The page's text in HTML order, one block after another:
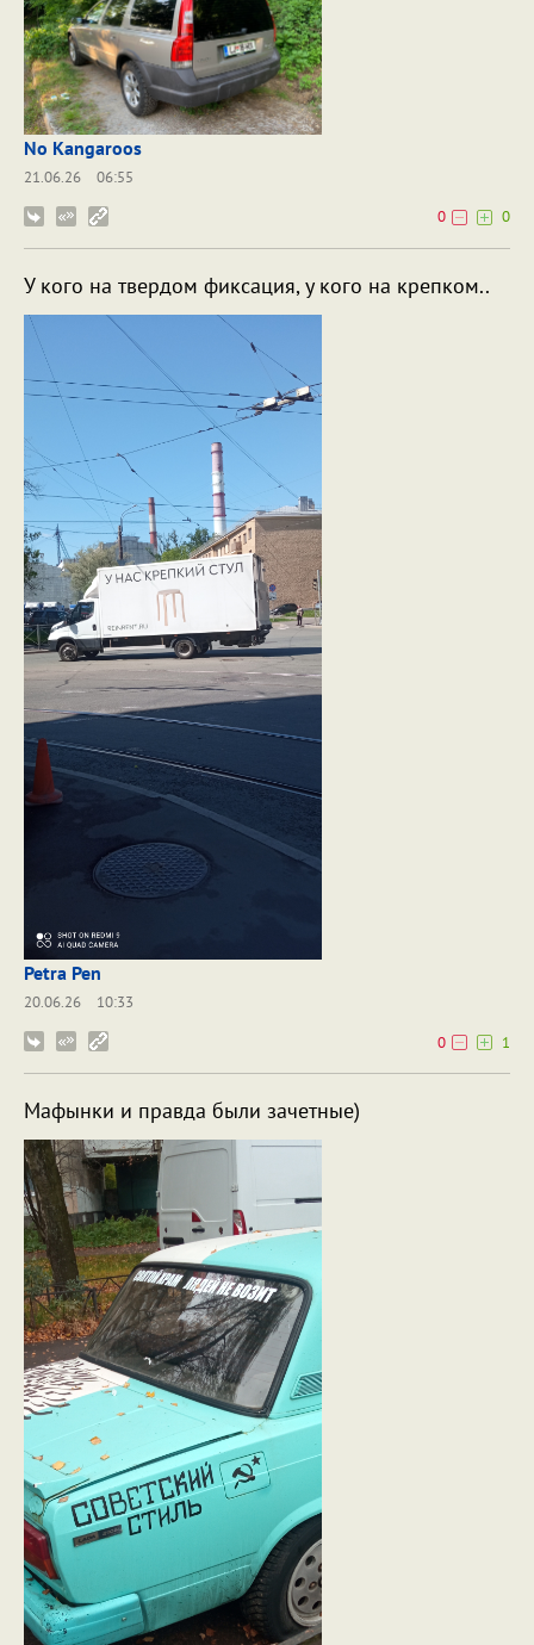
No Kangaroos
21.06.26
06:55
0
0
У кого на твердом фиксация, у кого на крепком..
Petra Pen
20.06.26
10:33
0
1
Мафынки и правда были зачетные)